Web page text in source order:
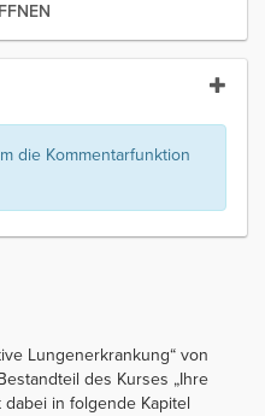
die Kommentarfunktion
Lungenerkrankung“ von
des Kurses „Ihre
dabei in folgende Kapitel